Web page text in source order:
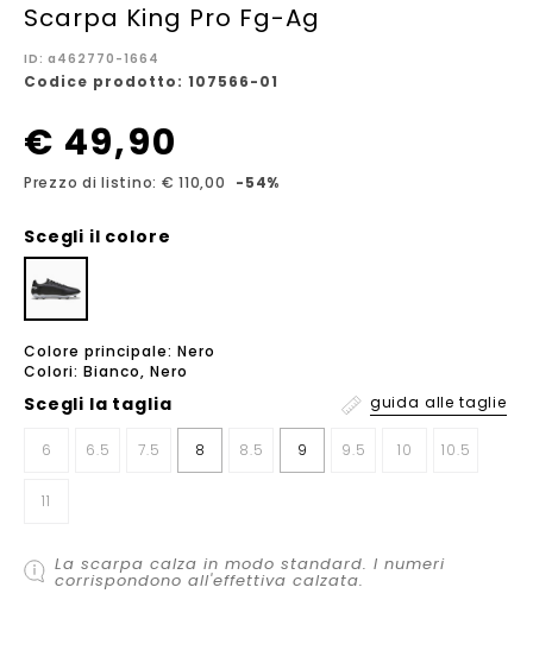
Scarpa King Pro Fg-Ag
ID: a462770-1664
Codice prodotto: 107566-01
€ 49,90
Prezzo di listino: € 110,00 -54%
Scegli il colore
Colore principale: Nero
Colori: Bianco, Nero
Scegli la taglia guida alle taglie
6 6.5 7.5 8 8.5 9 9.5 10 10.5
11
La scarpa calza in modo standard. I numeri
corrispondono all'effettiva calzata.